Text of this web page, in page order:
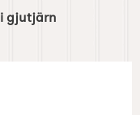
gjutjärn